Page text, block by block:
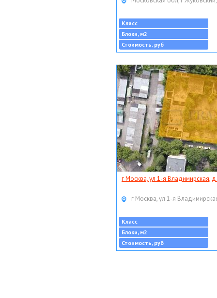
Класс
Блоки, м2
Стоимость, руб
г Москва, ул 1-я Владимирская, д
г Москва, ул 1-я
Класс
Блоки, м2
Стоимость, руб